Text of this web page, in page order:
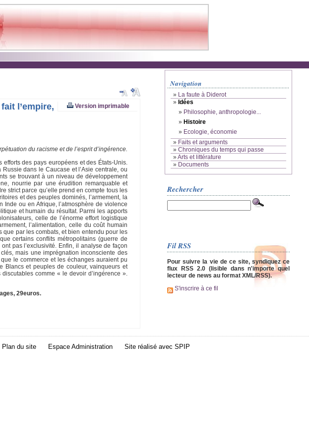
Version imprimable
l’empire,
du racisme et de l’esprit d’ingérence.
des pays européens et des États-Unis.
dans le Caucase et l’Asie centrale, ou
se trouvant à un niveau de développement
nourrie par une érudition remarquable et
strict parce qu’elle prend en compte tous les
et des peuples dominés, l’armement, la
ou en Afrique, l’atmosphère de violence
et humain du résultat. Parmi les apports
celle de l’énorme effort logistique
l’alimentation, celle du coût humain
par les combats, et bien entendu pour les
certains conflits métropolitains (guerre de
pas l’exclusivité. Enfin, il analyse de façon
mais une imprégnation inconsciente des
le commerce et les échanges auraient pu
Blancs et peuples de couleur, vainqueurs et
comme « le devoir d’ingérence ».
29euros.
Navigation
» La faute à Diderot
» Idées
» Philosophie, anthropologie...
» Histoire
» Ecologie, économie
» Faits et arguments
» Chroniques du temps qui passe
»Arts et littérature
» Documents
Rechercher
Fil RSS
Pour suivre la vie de ce site, syndiquez ce
flux RSS 2.0 (lisible dans n'importe quel
lecteur de news au format XML/RSS).
S'inscrire à ce fil
Plan du site Espace Administration Site réalisé avec SPIP